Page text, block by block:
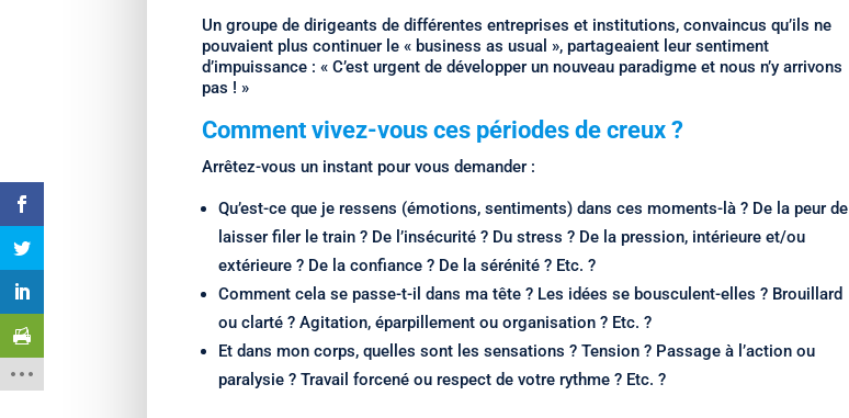
Un groupe de dirigeants de différentes entreprises et institutions, convaincus qu’ils ne
pouvaient plus continuer le « business as usual », partageaient leur sentiment
d’impuissance : « C’est urgent de développer un nouveau paradigme et nous n’y arrivons
pas ! »
Comment vivez-vous ces périodes de creux ?
Arrêtez-vous un instant pour vous demander :
Qu’est-ce que je ressens (émotions, sentiments) dans ces moments-là ? De la peur de
laisser filer le train ? De l’insécurité ? Du stress ? De la pression, intérieure et/ou
extérieure ? De la confiance ? De la sérénité ? Etc. ?
Comment cela se passe-t-il dans ma tête ? Les idées se bousculent-elles ? Brouillard
ou clarté ? Agitation, éparpillement ou organisation ? Etc. ?
Et dans mon corps, quelles sont les sensations ? Tension ? Passage à l’action ou
paralysie ? Travail forcené ou respect de votre rythme ? Etc. ?